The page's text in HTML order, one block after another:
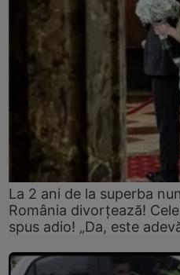
La 2 ani de la superba
România divorțează!
spus adio! „Da, este